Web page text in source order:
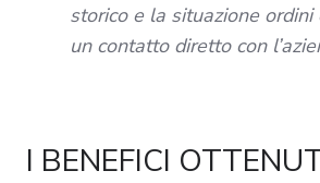
storico e la situazione
un contatto diretto con
I BENEFICI